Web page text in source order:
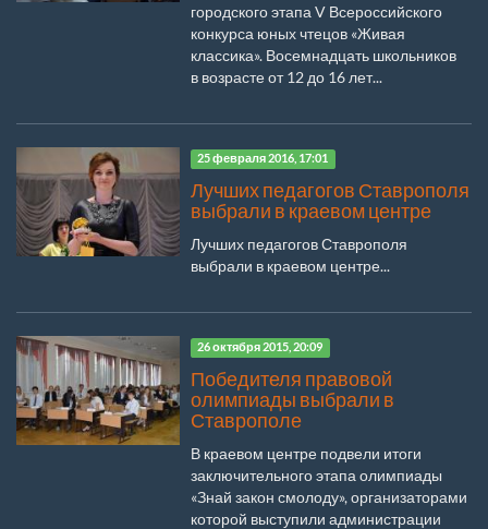
городского этапа V Всероссийского
конкурса юных чтецов «Живая
классика». Восемнадцать школьников
в возрасте от 12 до 16 лет...
25 февраля 2016, 17:01
Лучших педагогов Ставрополя
выбрали в краевом центре
Лучших педагогов Ставрополя
выбрали в краевом центре...
26 октября 2015, 20:09
Победителя правовой
олимпиады выбрали в
Ставрополе
В краевом центре подвели итоги
заключительного этапа олимпиады
«Знай закон смолоду», организаторами
которой выступили администрации